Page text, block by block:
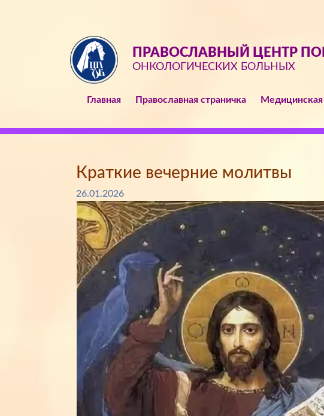
ПРАВОСЛАВНЫЙ ЦЕНТР
ОНКОЛОГИЧЕСКИХ БОЛЬНЫХ
Главная Православная страничка Медицинская
Краткие вечерние молитвы
26.01.2026